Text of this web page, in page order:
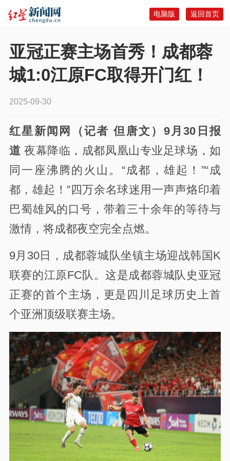
返回首页
电脑版
亚冠正赛主场首秀！成都蓉
城1:0江原FC取得开门红！
2025-09-30
红星新闻网（记者 但唐文）9月30日报
道夜幕降临，成都凤凰山专业足球场，如
同一座沸腾的火山。“成都，雄起！”“成
都，雄起！”四万余名球迷用一声声烙印着
巴蜀雄风的口号，带着三十余年的等待与
激情，将成都夜空完全点燃。
9月30日，成都蓉城队坐镇主场迎战韩国K
联赛的江原FC队。这是成都蓉城队史亚冠
正赛的首个主场，更是四川足球历史上首
个亚洲顶级联赛主场。